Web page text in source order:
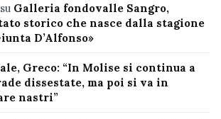
su Galleria fondovalle Sangro,
storico che nasce dalla stagione
D’Alfonso»
Greco: “In Molise si continua a
dissestate, ma poi si va in
nastri”